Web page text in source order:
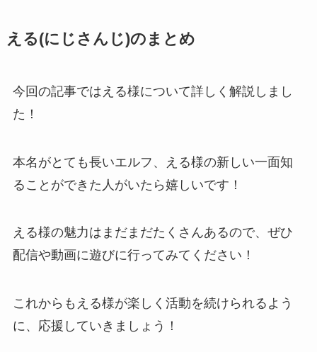
える(にじさんじ)のまとめ
今回の記事ではえる様について詳しく解説しまし
た！
本名がとても長いエルフ、える様の新しい一面知
ることができた人がいたら嬉しいです！
える様の魅力はまだまだたくさんあるので、ぜひ
配信や動画に遊びに行ってみてください！
これからもえる様が楽しく活動を続けられるよう
に、応援していきましょう！